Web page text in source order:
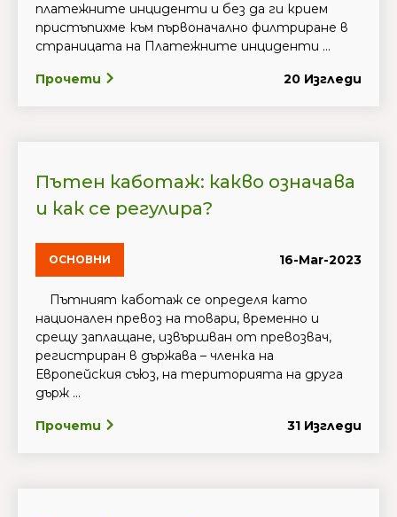
платежните инциденти и без да ги крием
пристъпихме към първоначално филтриране в
страницата на Платежните инциденти ...
Прочети 20 Изгледи
Пътен каботаж: какво означава
и как се регулира?
ОСНОВНИ 16-Mar-2023
Пътният каботаж се определя като
национален превоз на товари, временно и
срещу заплащане, извършван от превозвач,
регистриран в държава – членка на
Европейския съюз, на територията на друга
държ ...
Прочети 31 Изгледи